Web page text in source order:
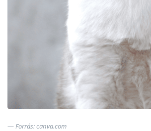
Forrás: canva.com